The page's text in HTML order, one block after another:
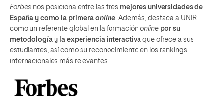
Forbes nos posiciona entre las tres mejores universidades de
España y como la primera online. Además, destaca a UNIR
como un referente global en la formación online por su
metodología y la experiencia interactiva que ofrece a sus
estudiantes, así como su reconocimiento en los rankings
internacionales más relevantes.